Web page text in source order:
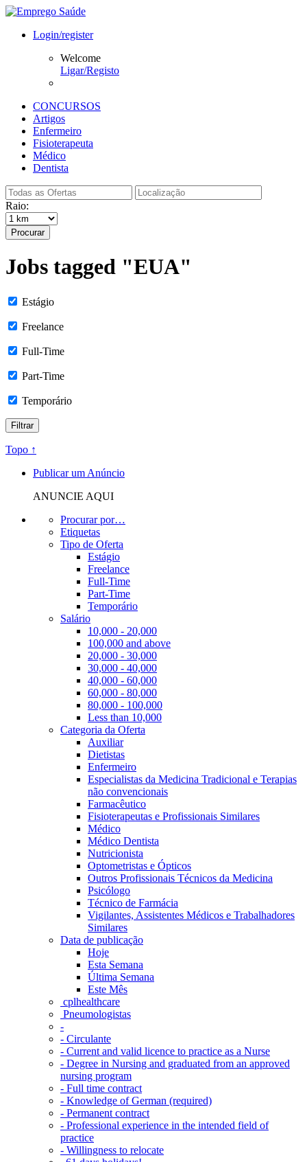
Login/register
Welcome
Ligar/Registo
CONCURSOS
Artigos
Enfermeiro
Fisioterapeuta
Médico
Dentista
Raio:
Procurar
Jobs tagged "EUA"
Estágio
Freelance
Full-Time
Part-Time
Temporário
Topo ↑
Publicar um Anúncio
ANUNCIE AQUI
Procurar por…
Etiquetas
Tipo de Oferta
Estágio
Freelance
Full-Time
Part-Time
Temporário
Salário
10,000 - 20,000
100,000 and above
20,000 - 30,000
30,000 - 40,000
40,000 - 60,000
60,000 - 80,000
80,000 - 100,000
Less than 10,000
Categoria da Oferta
Auxiliar
Dietistas
Enfermeiro
Especialistas da Medicina Tradicional e Terapias
não convencionais
Farmacêutico
Fisioterapeutas e Profissionais Similares
Médico
Médico Dentista
Nutricionista
Optometristas e Ópticos
Outros Profissionais Técnicos da Medicina
Psicólogo
Técnico de Farmácia
Vigilantes, Assistentes Médicos e Trabalhadores
Similares
Data de publicação
Hoje
Esta Semana
Última Semana
Este Mês
‎ cplhealthcare‬
Pneumologistas
-
- Circulante
- Current and valid licence to practice as a Nurse
- Degree in Nursing and graduated from an approved
nursing program
- Full time contract
- Knowledge of German (required)
- Permanent contract
- Professional experience in the intended field of
practice
- Willingness to relocate